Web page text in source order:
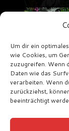
Um dir ein
wie Cookies, um
zuzugreifen. Wenn
Daten wie das
verarbeiten. Wenn
zurückziehst,
beeinträchtigt
Lucid Sins –
Dancing In
Dark
€20,00